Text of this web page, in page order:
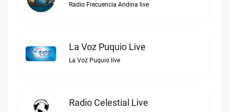
Radio Frecuencia Andina live
La Voz Puquio Live
La Voz Puquio live
Radio Celestial Live